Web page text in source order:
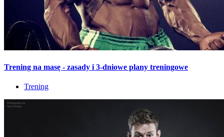
Trening na masę - zasady i 3-dniowe plany treningowe
Trening